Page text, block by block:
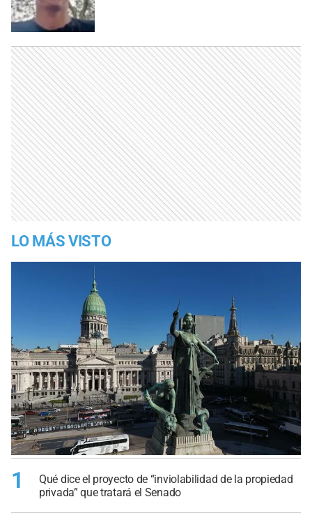
LO MÁS VISTO
1
Qué dice el proyecto de “inviolabilidad de la propiedad
privada” que tratará el Senado